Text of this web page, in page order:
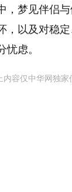
，梦见伴侣
，以及对稳
忧虑。
内容仅中华网独